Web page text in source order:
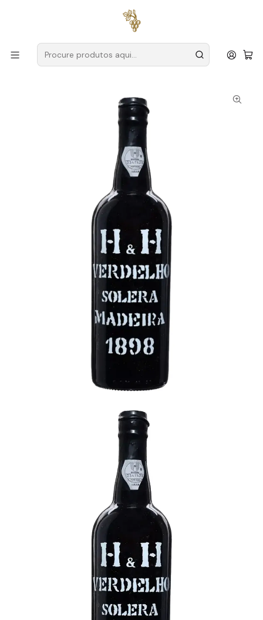
para encomendas a partir de
Produtores Madeira
Henriques & Henriques
Henriques & Henriques Solera Verdelho 1898 Madeira 75cl